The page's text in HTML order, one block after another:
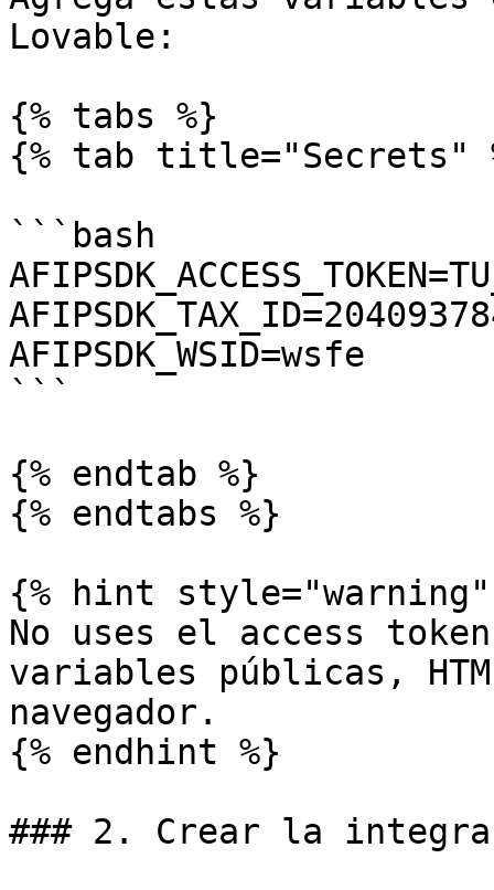
Lovable:
{% tabs %}
{% tab title="Secrets"
```bash
AFIPSDK_WSID=wsfe
```
{% endtab %}
{% endtabs %}
{% hint style="warning"
No uses el access
variables públicas,
navegador.
{% endhint %}
### 2. Crear la